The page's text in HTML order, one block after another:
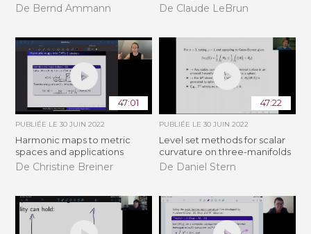
De Bernd Ammann De Claude LeBrun
47:01
PUBLIÉE LE30 JUIN 2022
Harmonic maps to metric
spaces and applications
De Christine Breiner
47:22
PUBLIÉE LE 30 JUIN 2022
Level set methods for scalar
curvature on three-manifolds
De Daniel Stern